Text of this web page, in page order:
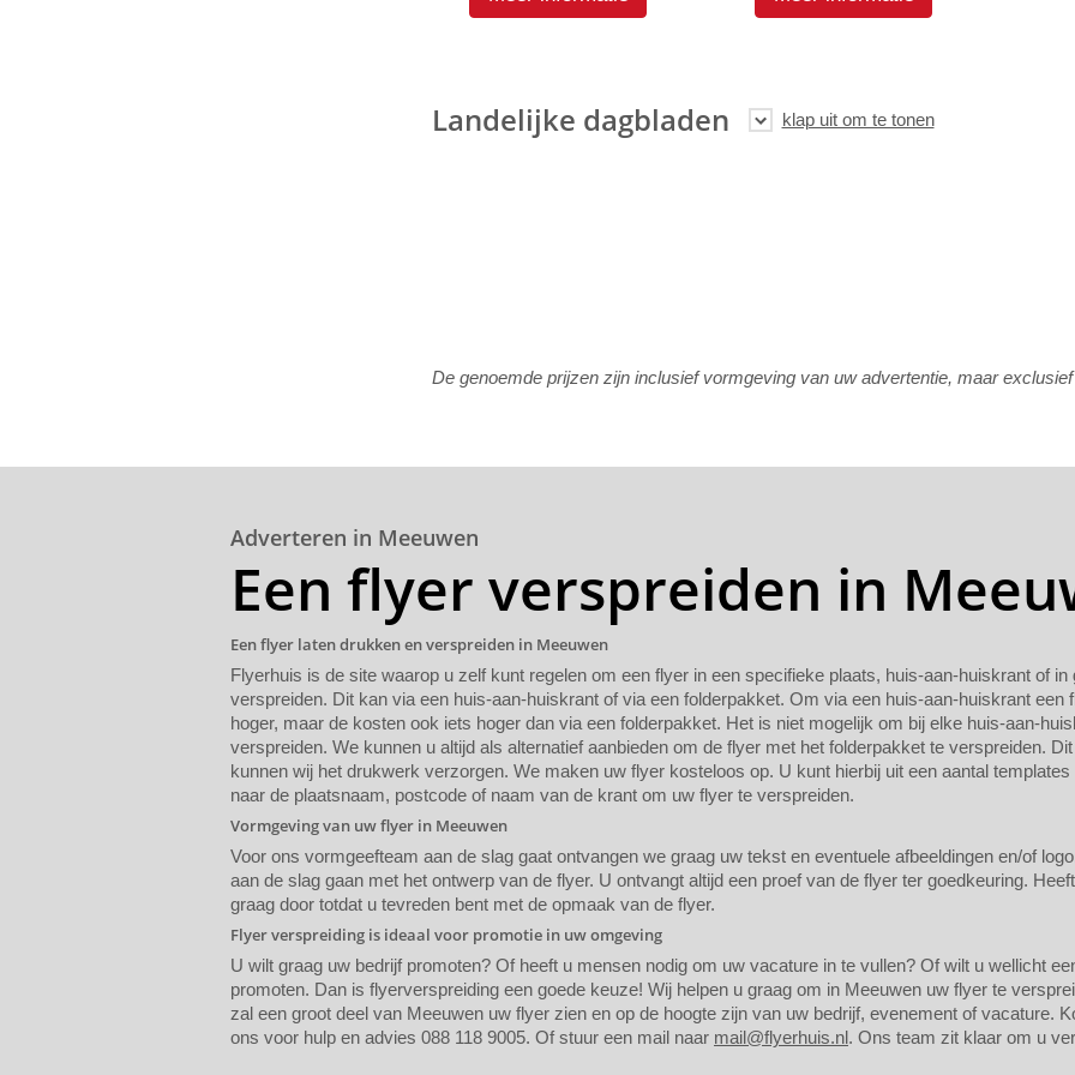
Landelijke dagbladen
De genoemde prijzen zijn inclusief vormgeving van uw advertentie, maar exclusief
Adverteren in Meeuwen
Een flyer verspreiden in
Een flyer laten drukken en verspreiden in Meeuwen
Flyerhuis is de site waarop u zelf kunt regelen om een flyer in een specifieke plaats, huis-aan-huiskrant of
verspreiden. Dit kan via een huis-aan-huiskrant of via een folderpakket. Om via een huis-aan-huiskrant een
hoger, maar de kosten ook iets hoger dan via een folderpakket. Het is niet mogelijk om bij elke huis-aan-
verspreiden. We kunnen u altijd als alternatief aanbieden om de flyer met het folderpakket te verspreiden.
kunnen wij het drukwerk verzorgen. We maken uw flyer kosteloos op. U kunt hierbij uit een aantal
naar de plaatsnaam, postcode of naam van de krant om uw flyer te verspreiden.
Vormgeving van uw flyer in Meeuwen
Voor ons vormgeefteam aan de slag gaat ontvangen we graag uw tekst en eventuele afbeeldingen en/of
aan de slag gaan met het ontwerp van de flyer. U ontvangt altijd een proef van de flyer ter goedkeuring.
graag door totdat u tevreden bent met de opmaak van de flyer.
Flyer verspreiding is ideaal voor promotie in uw omgeving
U wilt graag uw bedrijf promoten? Of heeft u mensen nodig om uw vacature in te vullen? Of wilt u wellicht
promoten. Dan is flyerverspreiding een goede keuze! Wij helpen u graag om in Meeuwen uw flyer te
zal een groot deel van Meeuwen uw flyer zien en op de hoogte zijn van uw bedrijf, evenement of vacature.
ons voor hulp en advies 088 118 9005. Of stuur een mail naar mail@flyerhuis.nl. Ons team zit klaar om u